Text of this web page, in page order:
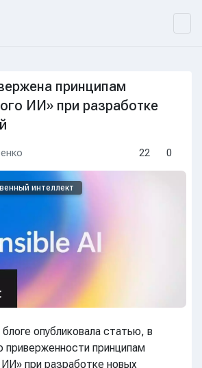
— Новости
принципам
ИИ» при разработке
22 0
интеллект
опубликовала статью, в
приверженности принципам
при разработке новых